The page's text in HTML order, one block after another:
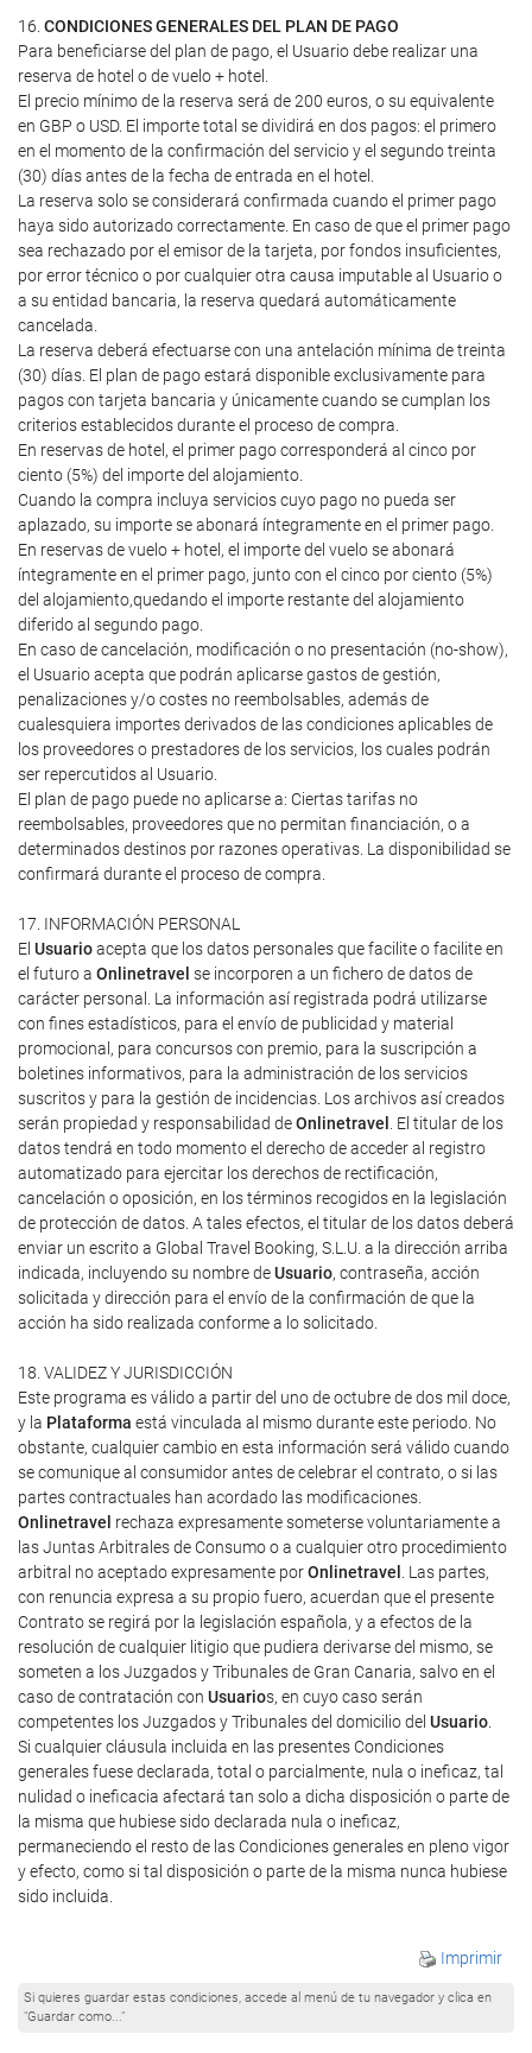
16. CONDICIONES GENERALES DEL PLAN DE PAGO
Para beneficiarse del plan de pago, el Usuario debe realizar una
reserva de hotel o de vuelo + hotel.
El precio mínimo de la reserva será de 200 euros, o su equivalente
en GBP o USD. El importe total se dividirá en dos pagos: el primero
en el momento de la confirmación del servicio y el segundo treinta
(30) días antes de la fecha de entrada en el hotel.
La reserva solo se considerará confirmada cuando el primer pago
haya sido autorizado correctamente. En caso de que el primer pago
sea rechazado por el emisor de la tarjeta, por fondos insuficientes,
por error técnico o por cualquier otra causa imputable al Usuario o
a su entidad bancaria, la reserva quedará automáticamente
cancelada.
La reserva deberá efectuarse con una antelación mínima de treinta
(30) días. El plan de pago estará disponible exclusivamente para
pagos con tarjeta bancaria y únicamente cuando se cumplan los
criterios establecidos durante el proceso de compra.
En reservas de hotel, el primer pago corresponderá al cinco por
ciento (5%) del importe del alojamiento.
Cuando la compra incluya servicios cuyo pago no pueda ser
aplazado, su importe se abonará íntegramente en el primer pago.
En reservas de vuelo + hotel, el importe del vuelo se abonará
íntegramente en el primer pago, junto con el cinco por ciento (5%)
del alojamiento,quedando el importe restante del alojamiento
diferido al segundo pago.
En caso de cancelación, modificación o no presentación (no-show),
el Usuario acepta que podrán aplicarse gastos de gestión,
penalizaciones y/o costes no reembolsables, además de
cualesquiera importes derivados de las condiciones aplicables de
los proveedores o prestadores de los servicios, los cuales podrán
ser repercutidos al Usuario.
El plan de pago puede no aplicarse a: Ciertas tarifas no
reembolsables, proveedores que no permitan financiación, o a
determinados destinos por razones operativas. La disponibilidad se
confirmará durante el proceso de compra.
17. INFORMACIÓN PERSONAL
El Usuarioacepta que los datos personales que facilite o facilite en
el futuro a Onlinetravel se incorporen a un fichero de datos de
carácter personal. La información así registrada podrá utilizarse
con fines estadísticos, para el envío de publicidad y material
promocional, para concursos con premio, para la suscripción a
boletines informativos, para la administración de los servicios
suscritos y para la gestión de incidencias. Los archivos así creados
serán propiedad y responsabilidad deOnlinetravel
. El titular de los
datos tendrá en todo momento el derecho de acceder al registro
automatizado para ejercitar los derechos de rectificación,
cancelación o oposición, en los términos recogidos en la legislación
de protección de datos. A tales efectos, el titular de los datos deberá
enviar un escrito a Global Travel Booking, S.L.U. a la dirección arriba
indicada, incluyendo su nombre deUsuario, contraseña, acción
solicitada y dirección para el envío de la confirmación de que la
acción ha sido realizada conforme a lo solicitado.
18. VALIDEZ Y JURISDICCIÓN
Este programa es válido a partir del uno de octubre de dos mil doce,
y la Plataforma está vinculada al mismo durante este periodo. No
obstante, cualquier cambio en esta información será válido cuando
se comunique al consumidor antes de celebrar el contrato, o si las
partes contractuales han acordado las modificaciones.
Onlinetravel rechaza expresamente someterse voluntariamente a
las Juntas Arbitrales de Consumo o a cualquier otro procedimiento
arbitral no aceptado expresamente porOnlinetravel
. Las partes,
con renuncia expresa a su propio fuero, acuerdan que el presente
Contrato se regirá por la legislación española, y a efectos de la
resolución de cualquier litigio que pudiera derivarse del mismo, se
someten a los Juzgados y Tribunales de Gran Canaria, salvo en el
caso de contratación con Usuarios, en cuyo caso serán
competentes los Juzgados y Tribunales del domicilio del Usuario
Si cualquier cláusula incluida en las presentes Condiciones
generales fuese declarada, total o parcialmente, nula o ineficaz, tal
nulidad o ineficacia afectará tan solo a dicha disposición o parte de
la misma que hubiese sido declarada nula o ineficaz,
permaneciendo el resto de las Condiciones generales en pleno vigor
y efecto, como si tal disposición o parte de la misma nunca hubiese
sido incluida.
Imprimir
Si quieres guardar estas condiciones, accede al menú de tu navegador y clica en
"Guardar como..."